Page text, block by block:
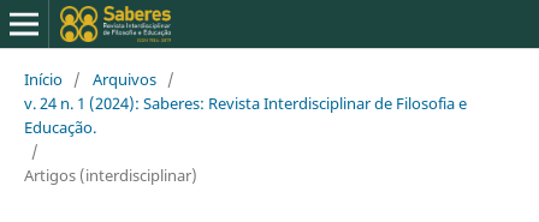
Início / Arquivos /
v. 24 n. 1 (2024): Saberes: Revista Interdisciplinar de Filosofia e
Educação.
/
Artigos (interdisciplinar)